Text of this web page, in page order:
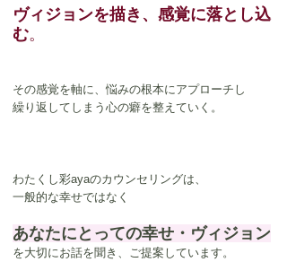
ヴィジョンを描き、感覚に落とし込
む。
その感覚を軸に、悩みの根本にアプローチし
繰り返してしまう心の癖を整えていく。
わたくし彩ayaのカウンセリングは、
一般的な幸せではなく
あなたにとっての幸せ・ヴィジョン
を大切にお話を聞き、ご提案しています。